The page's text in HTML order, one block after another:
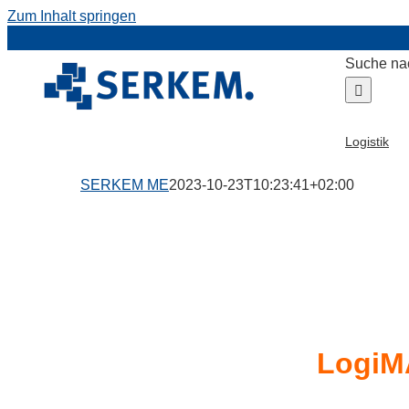
Zum Inhalt springen
Suche
Logistik
SERKEM ME2023-10-23T10:23:41+02:00